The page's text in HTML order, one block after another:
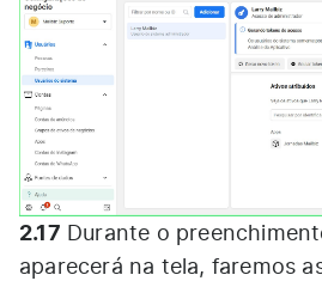
2.17 Durante o
aparecerá na tela, faremos